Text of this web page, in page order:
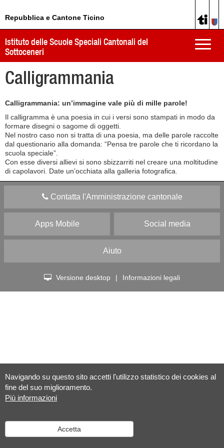
Navigando su questo sito accetti l'utilizzo statistico dei cookies al
fine del suo miglioramento.
Più informazioni
Accetta
Repubblica e Cantone Ticino
Toggle
Istituto delle Scuole Speciali Cantonali del
Sottoceneri
Calligrammania
Calligrammania: un’immagine vale più di mille parole!
Il calligramma è una poesia in cui i versi sono stampati in modo da
formare disegni o sagome di oggetti.
Nel nostro caso non si tratta di una poesia, ma delle parole raccolte
dal questionario alla domanda: “Pensa tre parole che ti ricordano la
scuola speciale”.
Con esse diversi allievi si sono sbizzarriti nel creare una moltitudine
di capolavori. Date un’occhiata alla galleria fotografica.
Contatta l'Amministrazione cantonale
Apps Mobile Social media
Aiuto
Versione desktop | Informazioni legali